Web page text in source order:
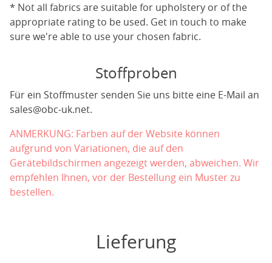
* Not all fabrics are suitable for upholstery or of the
appropriate rating to be used. Get in touch to make
sure we're able to use your chosen fabric.
Stoffproben
Für ein Stoffmuster senden Sie uns bitte eine E-Mail an
sales@obc-uk.net.
ANMERKUNG: Farben auf der Website können
aufgrund von Variationen, die auf den
Gerätebildschirmen angezeigt werden, abweichen. Wir
empfehlen Ihnen, vor der Bestellung ein Muster zu
bestellen.
Lieferung